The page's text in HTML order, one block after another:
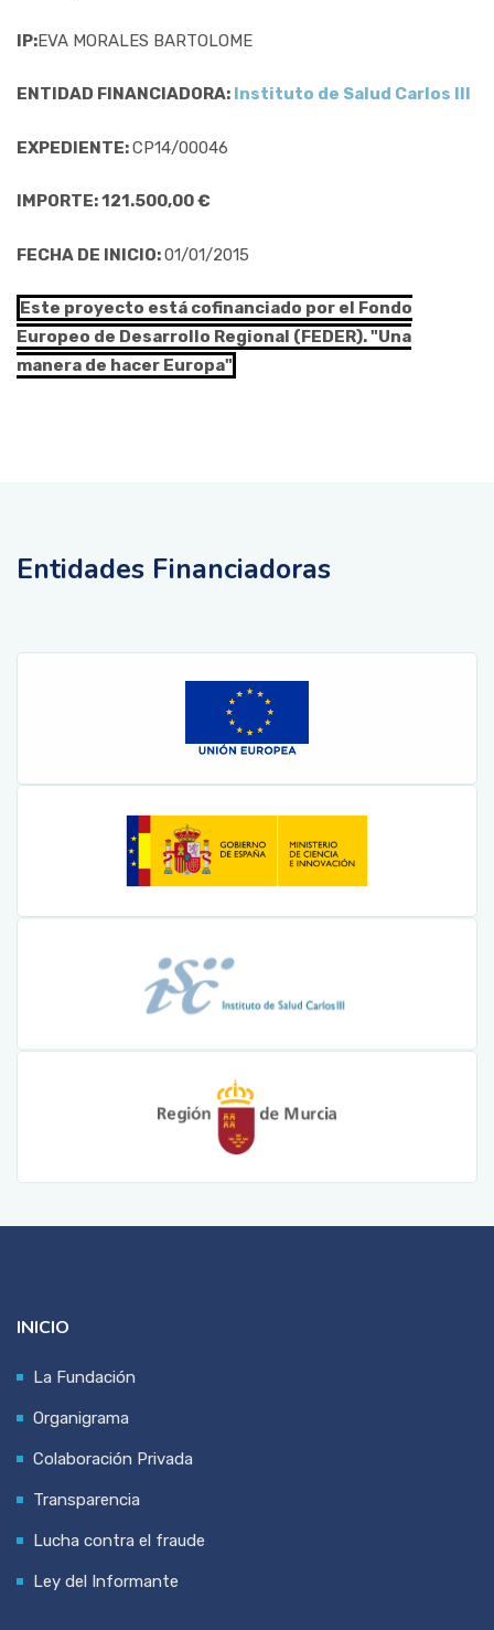
IP:EVA MORALES BARTOLOME
ENTIDAD FINANCIADORA: Instituto de Salud Carlos III
EXPEDIENTE:CP14/00046
IMPORTE: 121.500,00 €
FECHA DE INICIO:01/01/2015
Este proyecto está cofinanciado por el Fondo
Europeo de Desarrollo Regional (FEDER). "Una
manera de hacer Europa"
Entidades Financiadoras
INICIO
La Fundación
Organigrama
Colaboración Privada
Transparencia
Lucha contra el fraude
Ley del Informante